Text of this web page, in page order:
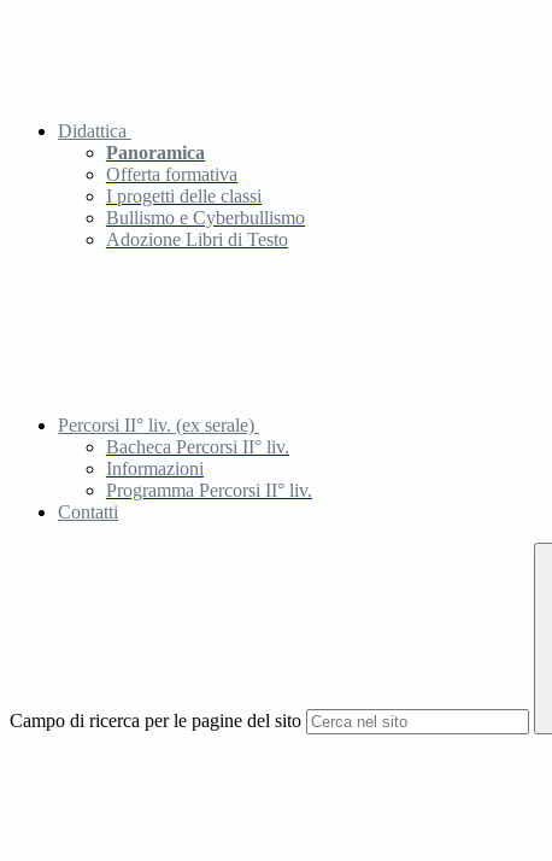
Didattica
Panoramica
Offerta formativa
I progetti delle classi
Bullismo e Cyberbullismo
Adozione Libri di Testo
Percorsi II° liv. (ex serale)
Bacheca Percorsi II° liv.
Informazioni
Programma Percorsi II° liv.
Contatti
Campo di ricerca per le pagine del sito